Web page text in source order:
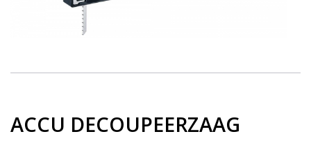
ACCU DECOUPEERZAAG